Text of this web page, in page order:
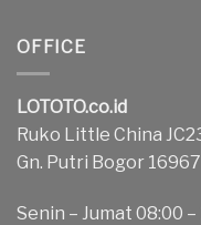
OFFICE
LOTOTO.co.id
Ruko Little China
Gn. Putri Bogor 16967
Senin – Jumat 08:00 –